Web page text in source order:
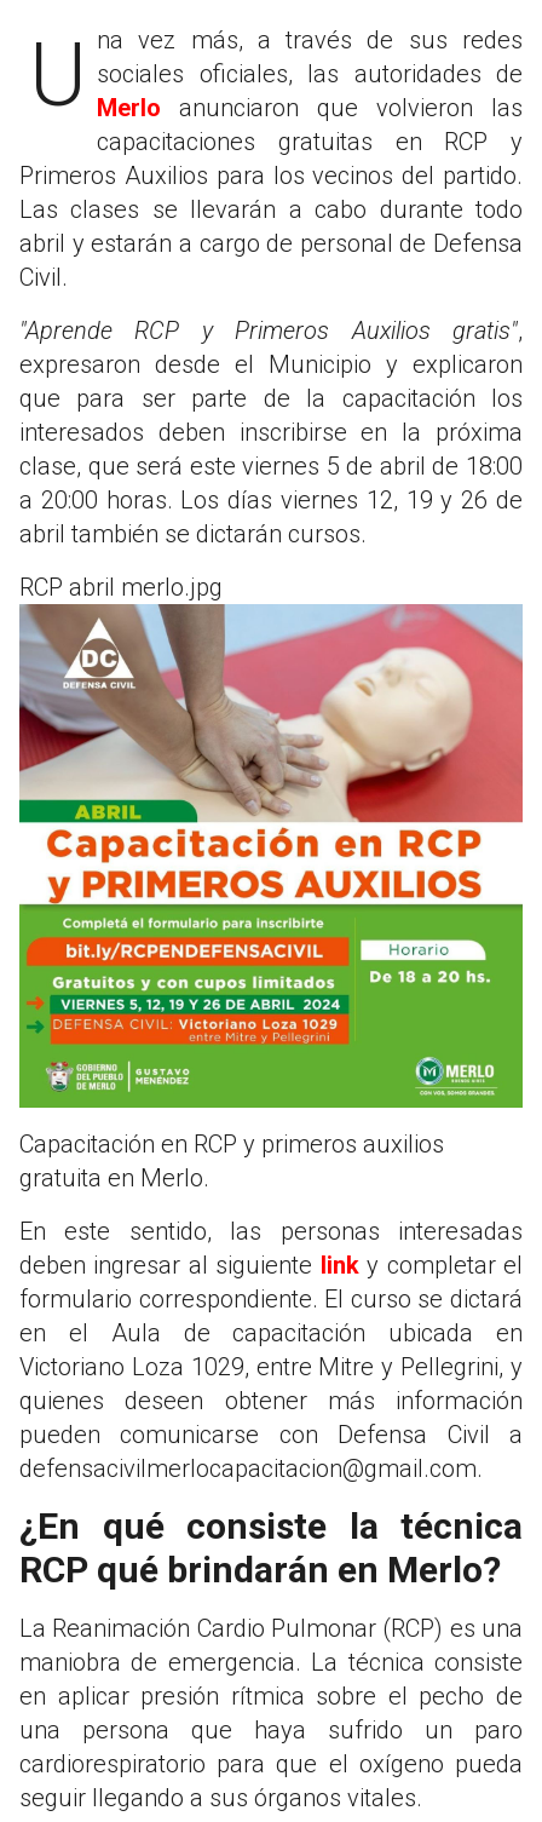
Una vez más, a través de sus redes
sociales oficiales, las autoridades de
Merlo anunciaron que volvieron las
capacitaciones gratuitas en RCP y
Primeros Auxilios para los vecinos del partido.
Las clases se llevarán a cabo durante todo
abril y estarán a cargo de personal de Defensa
Civil.
"Aprende RCP y Primeros Auxilios gratis",
expresaron desde el Municipio y explicaron
que para ser parte de la capacitación los
interesados deben inscribirse en la próxima
clase, que será este viernes 5 de abril de 18:00
a 20:00 horas. Los días viernes 12, 19 y 26 de
abril también se dictarán cursos.
RCP abril merlo.jpg
Capacitación en RCP y primeros auxilios
gratuita en Merlo.
En este sentido, las personas interesadas
deben ingresar al siguiente linky completar el
formulario correspondiente. El curso se dictará
en el Aula de capacitación ubicada en
Victoriano Loza 1029, entre Mitre y Pellegrini, y
quienes deseen obtener más información
pueden comunicarse con Defensa Civil a
defensacivilmerlocapacitacion@gmail.com.
¿En qué consiste la técnica
RCP qué brindarán en Merlo?
La Reanimación Cardio Pulmonar (RCP) es una
maniobra de emergencia. La técnica consiste
en aplicar presión rítmica sobre el pecho de
una persona que haya sufrido un paro
cardiorespiratorio para que el oxígeno pueda
seguir llegando a sus órganos vitales.